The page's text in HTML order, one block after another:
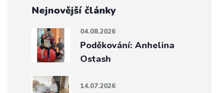
Nejnovější články
04.08.2026
Poděkování: Anhelina
Ostash
14.07.2026